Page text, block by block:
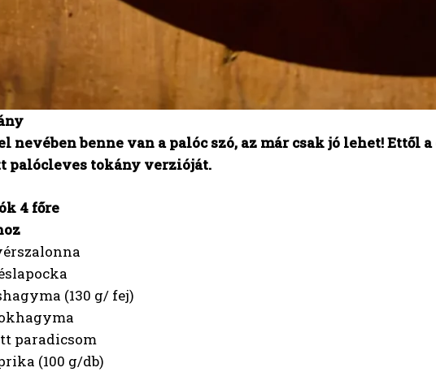
nevében benne van a palóc szó, az már csak jó lehet!
palócleves tokány verzióját.
4 főre
(130 g/ fej)
paradicsom
(100 g/db)